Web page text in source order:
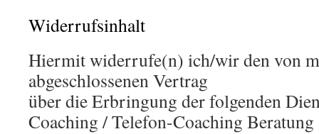
Widerrufsinhalt
Hiermit widerrufe(n) ich/wir den von
abgeschlossenen Vertrag
über die Erbringung der folgenden
Coaching / Telefon-Coaching Beratung